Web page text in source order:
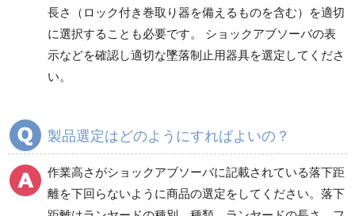
長さ（ロック付き巻取り器を備えるものを含む）を適切
に選択することも必要です。 ショックアブソーバの表
示などを確認し適切な墜落制止用器具を選定してくださ
い。
製品選定はどのようにすればよいの？
作業高さがショックアブソーバに記載されている落下距
離を下回らないように商品の選定をしてください。落下